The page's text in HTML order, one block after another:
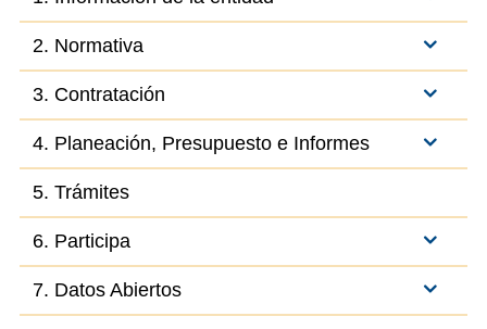
2. Normativa
3. Contratación
4. Planeación, Presupuesto e Informes
5. Trámites
6. Participa
7. Datos Abiertos